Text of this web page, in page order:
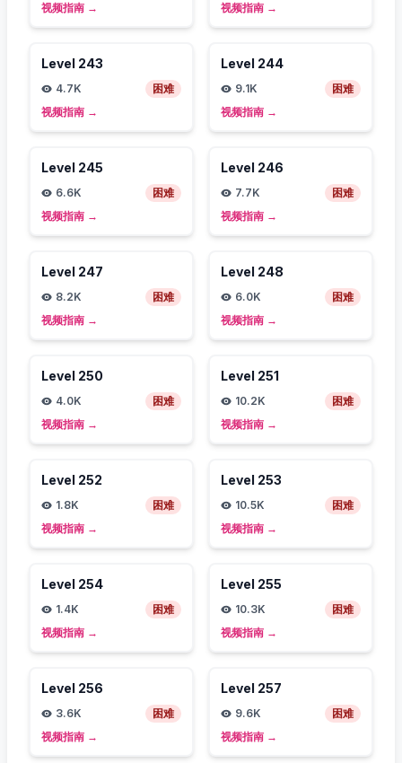
视频指南 → 视频指南 →
Level 243
4.7K
困难
视频指南 →
Level 244
9.1K
困难
视频指南 →
Level 245
6.6K
困难
视频指南 →
Level 246
7.7K
困难
视频指南 →
Level 247
8.2K
困难
视频指南 →
Level 248
6.0K
困难
视频指南 →
Level 250
4.0K
困难
视频指南 →
Level 251
10.2K
困难
视频指南 →
Level 252
1.8K
困难
视频指南 →
Level 253
10.5K
困难
视频指南 →
Level 254
1.4K
困难
视频指南 →
Level 255
10.3K
困难
视频指南 →
Level 256
3.6K
困难
视频指南 →
Level 257
9.6K
困难
视频指南 →